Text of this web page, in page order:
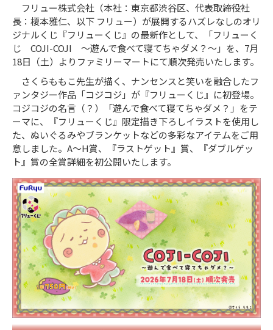
フリュー株式会社（本社：東京都渋谷区、代表取締役社
長：榎本雅仁、以下 フリュー）が展開するハズレなしのオリ
ジナルくじ『フリューくじ』の最新作として、「フリューく
じ COJI-COJI 〜遊んで食べて寝てちゃダメ？〜」を、7月
18日（土）よりファミリーマートにて順次発売いたします。
さくらももこ先生が描く、ナンセンスと笑いを融合したフ
ァンタジー作品「コジコジ」が『フリューくじ』に初登場。
コジコジの名言（？）「遊んで食べて寝てちゃダメ？」をテ
ーマに、『フリューくじ』限定描き下ろしイラストを使用し
た、ぬいぐるみやブランケットなどの多彩なアイテムをご用
意しました。A～H賞、『ラストゲット』賞、『ダブルゲッ
ト』賞の全賞詳細を初公開いたします。